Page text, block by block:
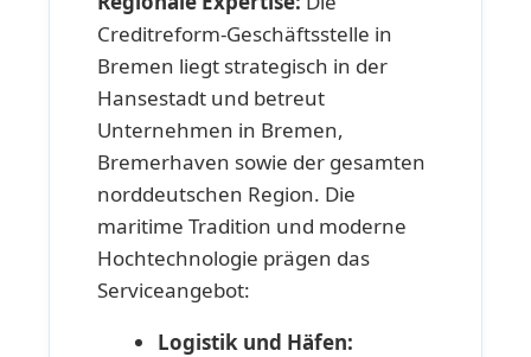
Creditreform-Geschäftsstelle in
Bremen liegt strategisch in der
Hansestadt und betreut
Unternehmen in Bremen,
Bremerhaven sowie der gesamten
norddeutschen Region. Die
maritime Tradition und moderne
Hochtechnologie prägen das
Serviceangebot:
Logistik und Häfen: